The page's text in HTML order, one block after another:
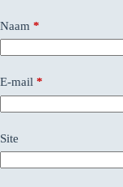
Naam *
E-mail *
Site